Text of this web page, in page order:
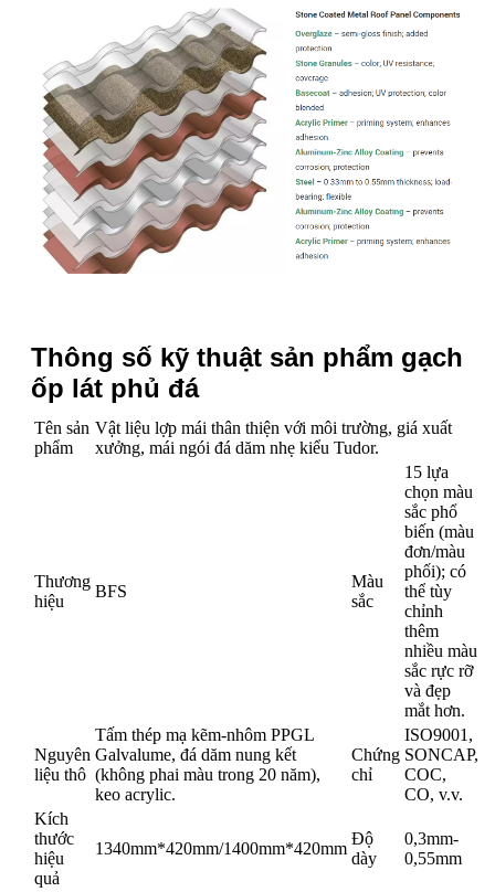
Thông số kỹ thuật sản phẩm gạch
ốp lát phủ đá
Tên sản
phẩm
Vật liệu lợp mái thân thiện với môi trường, giá xuất
xưởng, mái ngói đá dăm nhẹ kiểu Tudor.
Thương
hiệu
BFS
Màu
sắc
15 lựa
chọn màu
sắc phổ
biến (màu
đơn/màu
phối); có
thể tùy
chỉnh
thêm
nhiều màu
sắc rực rỡ
và đẹp
mắt hơn.
Nguyên
liệu thô
Tấm thép mạ kẽm-nhôm PPGL
Galvalume, đá dăm nung kết
(không phai màu trong 20 năm),
keo acrylic.
Chứng
chỉ
ISO9001,
SONCAP,
COC,
CO, v.v.
Kích
thước
hiệu
quả
1340mm*420mm/1400mm*420mm
Độ
dày
0,3mm-
0,55mm